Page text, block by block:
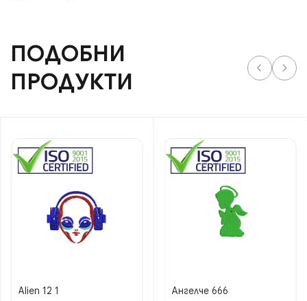
ПОДОБНИ
ПРОДУКТИ
Alien 12 1 Ангелче 666